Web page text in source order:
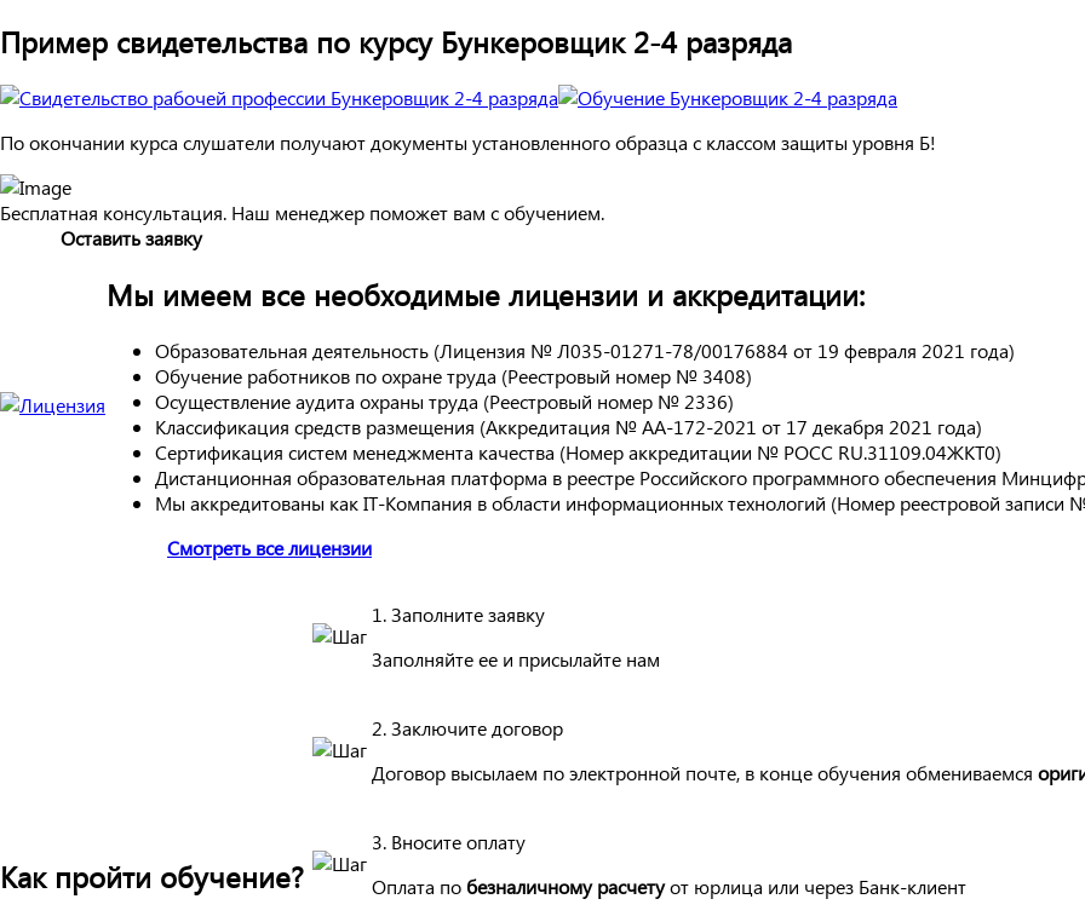
Пример свидетельства по курсу Бункеровщик 2-4 разряда
По окончании курса слушатели получают документы установленного образца с классом защиты уровня Б!
Бесплатная консультация. Наш менеджер поможет вам с обучением.
Оставить заявку
Мы имеем все необходимые лицензии и аккредитации:
Образовательная деятельность (Лицензия № Л035-01271-78/00176884 от 19 февраля 2021 года)
Обучение работников по охране труда (Реестровый номер № 3408)
Осуществление аудита охраны труда (Реестровый номер № 2336)
Классификация средств размещения (Аккредитация № АА-172-2021 от 17 декабря 2021 года)
Сертификация систем менеджмента качества (Номер аккредитации № РОСС RU.31109.04ЖКТ0)
Дистанционная образовательная платформа в реестре Российского программного обеспечения
Мы аккредитованы как IT-Компания в области информационных технологий (Номер реестровой
Смотреть все лицензии
Как пройти обучение?
1. Заполните заявку
Заполняйте ее и присылайте нам
2. Заключите договор
Договор высылаем по электронной почте, в конце обучения обмениваемся
3. Вносите оплату
Оплата по безналичному расчетуот юрлица или через Банк-клиент